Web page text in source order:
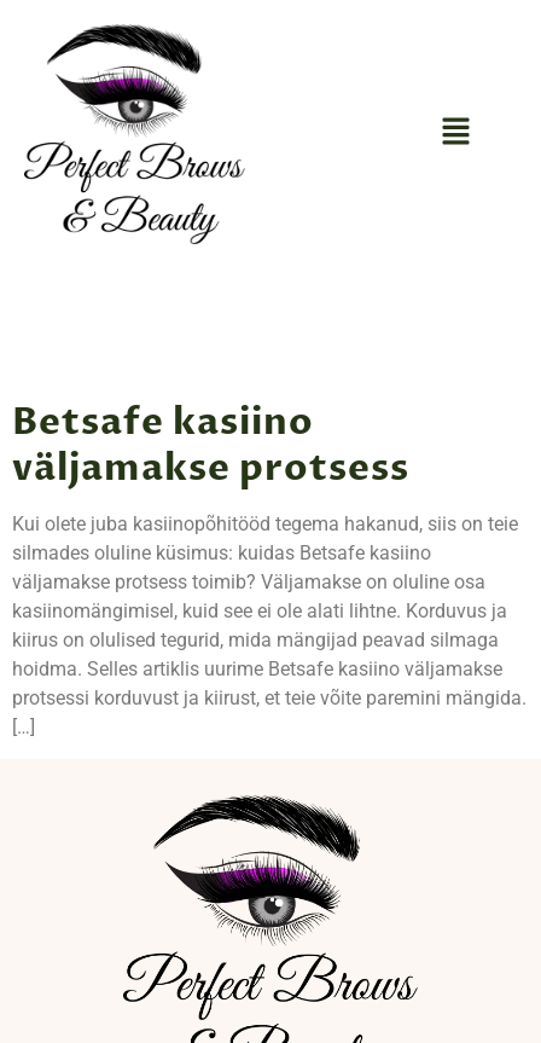
Betsafe kasiino
väljamakse protsess
Kui olete juba kasiinopõhitööd tegema hakanud, siis on teie
silmades oluline küsimus: kuidas Betsafe kasiino
väljamakse protsess toimib? Väljamakse on oluline osa
kasiinomängimisel, kuid see ei ole alati lihtne. Korduvus ja
kiirus on olulised tegurid, mida mängijad peavad silmaga
hoidma. Selles artiklis uurime Betsafe kasiino väljamakse
protsessi korduvust ja kiirust, et teie võite paremini mängida.
[…]